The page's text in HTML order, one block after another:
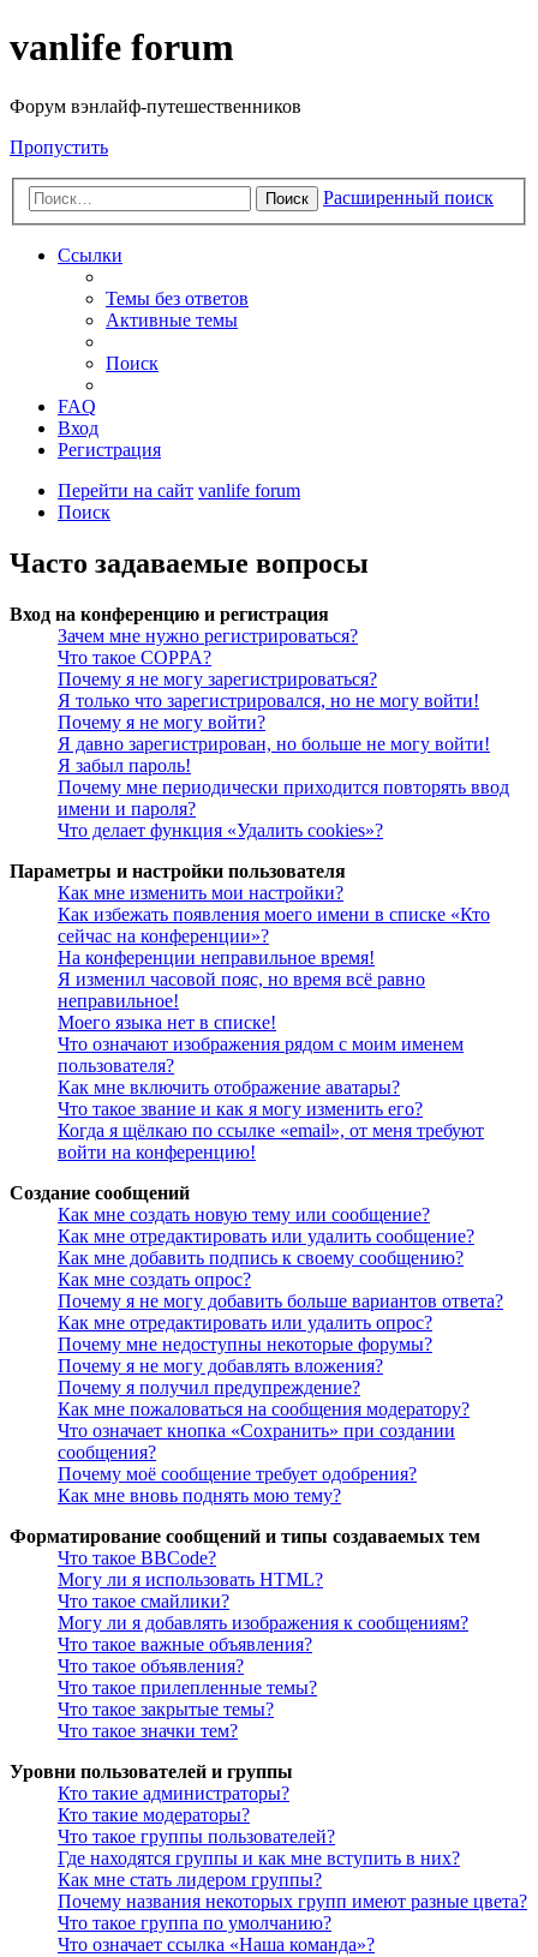
vanlife forum
Форум вэнлайф-путешественников
Пропустить
Поиск Расширенный поиск
Ссылки
Темы без ответов
Активные темы
Поиск
FAQ
Вход
Регистрация
Перейти на сайт vanlife forum
Поиск
Часто задаваемые вопросы
Вход на конференцию и регистрация
Зачем мне нужно регистрироваться?
Что такое COPPA?
Почему я не могу зарегистрироваться?
Я только что зарегистрировался, но не могу войти!
Почему я не могу войти?
Я давно зарегистрирован, но больше не могу войти!
Я забыл пароль!
Почему мне периодически приходится повторять ввод
имени и пароля?
Что делает функция «Удалить cookies»?
Параметры и настройки пользователя
Как мне изменить мои настройки?
Как избежать появления моего имени в списке «Кто
сейчас на конференции»?
На конференции неправильное время!
Я изменил часовой пояс, но время всё равно
неправильное!
Моего языка нет в списке!
Что означают изображения рядом с моим именем
пользователя?
Как мне включить отображение аватары?
Что такое звание и как я могу изменить его?
Когда я щёлкаю по ссылке «email», от меня требуют
войти на конференцию!
Создание сообщений
Как мне создать новую тему или сообщение?
Как мне отредактировать или удалить сообщение?
Как мне добавить подпись к своему сообщению?
Как мне создать опрос?
Почему я не могу добавить больше вариантов ответа?
Как мне отредактировать или удалить опрос?
Почему мне недоступны некоторые форумы?
Почему я не могу добавлять вложения?
Почему я получил предупреждение?
Как мне пожаловаться на сообщения модератору?
Что означает кнопка «Сохранить» при создании
сообщения?
Почему моё сообщение требует одобрения?
Как мне вновь поднять мою тему?
Форматирование сообщений и типы создаваемых тем
Что такое BBCode?
Могу ли я использовать HTML?
Что такое смайлики?
Могу ли я добавлять изображения к сообщениям?
Что такое важные объявления?
Что такое объявления?
Что такое прилепленные темы?
Что такое закрытые темы?
Что такое значки тем?
Уровни пользователей и группы
Кто такие администраторы?
Кто такие модераторы?
Что такое группы пользователей?
Где находятся группы и как мне вступить в них?
Как мне стать лидером группы?
Почему названия некоторых групп имеют разные цвета?
Что такое группа по умолчанию?
Что означает ссылка «Наша команда»?